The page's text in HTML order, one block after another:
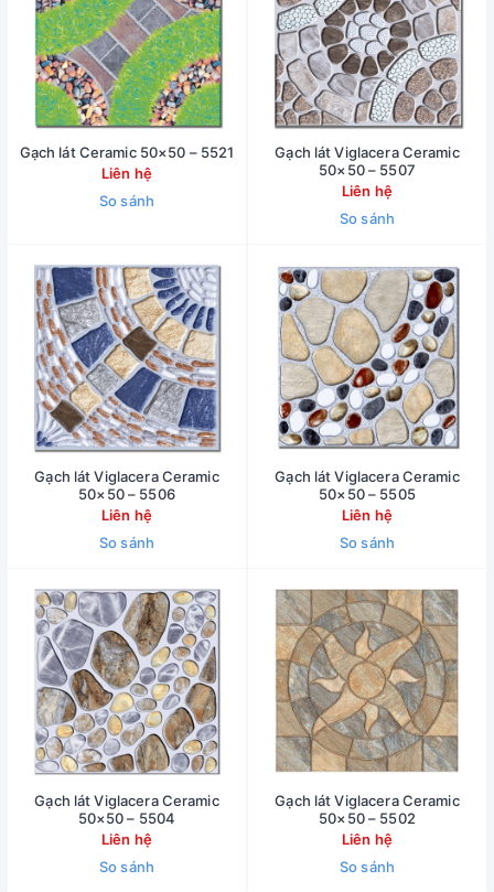
Gạch lát Ceramic 50×50 – 5521
Liên hệ
So sánh
Gạch lát Viglacera Ceramic
50×50 – 5507
Liên hệ
So sánh
Gạch lát Viglacera Ceramic
50×50 – 5506
Liên hệ
So sánh
Gạch lát Viglacera Ceramic
50×50 – 5505
Liên hệ
So sánh
Gạch lát Viglacera Ceramic
50×50 – 5504
Liên hệ
So sánh
Gạch lát Viglacera Ceramic
50×50 – 5502
Liên hệ
So sánh